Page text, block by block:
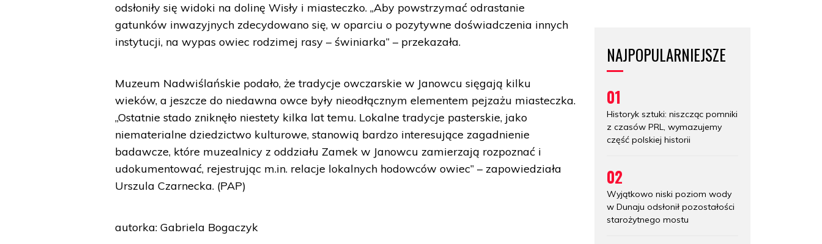
odsłoniły się widoki na dolinę Wisły i miasteczko. „Aby powstrzymać odrastanie
gatunków inwazyjnych zdecydowano się, w oparciu o pozytywne doświadczenia innych
instytucji, na wypas owiec rodzimej rasy – świniarka” – przekazała.
Muzeum Nadwiślańskie podało, że tradycje owczarskie w Janowcu sięgają kilku
wieków, a jeszcze do niedawna owce były nieodłącznym elementem pejzażu miasteczka.
„Ostatnie stado zniknęło niestety kilka lat temu. Lokalne tradycje pasterskie, jako
niematerialne dziedzictwo kulturowe, stanowią bardzo interesujące zagadnienie
badawcze, które muzealnicy z oddziału Zamek w Janowcu zamierzają rozpoznać i
udokumentować, rejestrując m.in. relacje lokalnych hodowców owiec” – zapowiedziała
Urszula Czarnecka. (PAP)
autorka: Gabriela Bogaczyk
NAJPOPULARNIEJSZE
01
Historyk sztuki: niszcząc pomniki
z czasów PRL, wymazujemy
część polskiej historii
02
Wyjątkowo niski poziom wody
w Dunaju odsłonił pozostałości
starożytnego mostu